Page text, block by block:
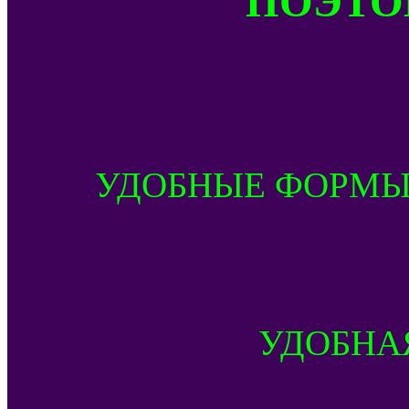
УДОБНЫЕ